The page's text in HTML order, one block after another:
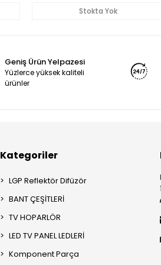
Stokta Yok
Geniş Ürün Yelpazesi
Yüzlerce yüksek kaliteli
ürünler
Kategoriler
LGP Reflektör Difüzör
BANT ÇEŞİTLERİ
TV HOPARLÖR
LED TV PANEL LEDLERİ
Komponent Parça